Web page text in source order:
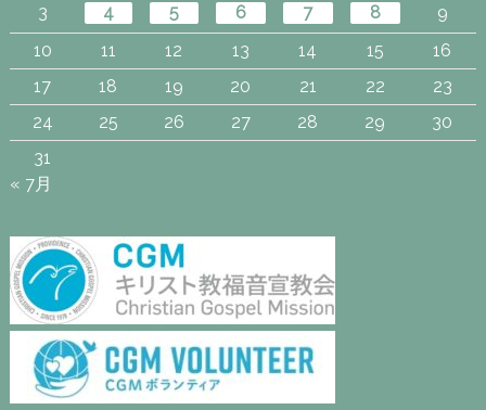
3
4 5 6 7 8
9
10
11 12 13 14 15
16
17
18 19 20 21 22
23
24
25 26 27 28 29
30
31
« 7月